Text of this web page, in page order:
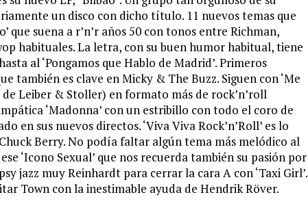
un disco con dicho título. 11 nuevos temas que
que suena a r’n’r años 50 con tonos entre Richman,
habituales. La letra, con su buen humor habitual, tiene
al ‘Pongamos que Hablo de Madrid’. Primeros
también es clave en Micky & The Buzz. Siguen con ‘Me
de Leiber & Stoller) en formato más de rock’n’roll
‘Madonna’ con un estribillo con todo el coro de
en sus nuevos directos. ‘Viva Viva Rock’n’Roll’ es lo
Berry. No podía faltar algún tema más melódico al
‘Icono Sexual’ que nos recuerda también su pasión por
jazz muy Reinhardt para cerrar la cara A con ‘Taxi Girl’.
Town con la inestimable ayuda de Hendrik Röver.